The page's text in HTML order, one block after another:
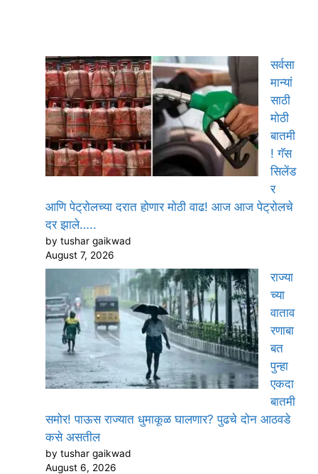
सर्वसा
मान्यां
साठी
मोठी
बातमी
! गॅस
सिलेंड
र
आणि पेट्रोलच्या दरात होणार मोठी वाढ! आज आज पेट्रोलचे
दर झाले…..
by tushar gaikwad
August 7, 2026
राज्या
च्या
वाताव
रणाबा
बत
पुन्हा
एकदा
बातमी
समोर! पाऊस राज्यात धुमाकूळ घालणार? पुढचे दोन आठवडे
कसे असतील
by tushar gaikwad
August 6, 2026